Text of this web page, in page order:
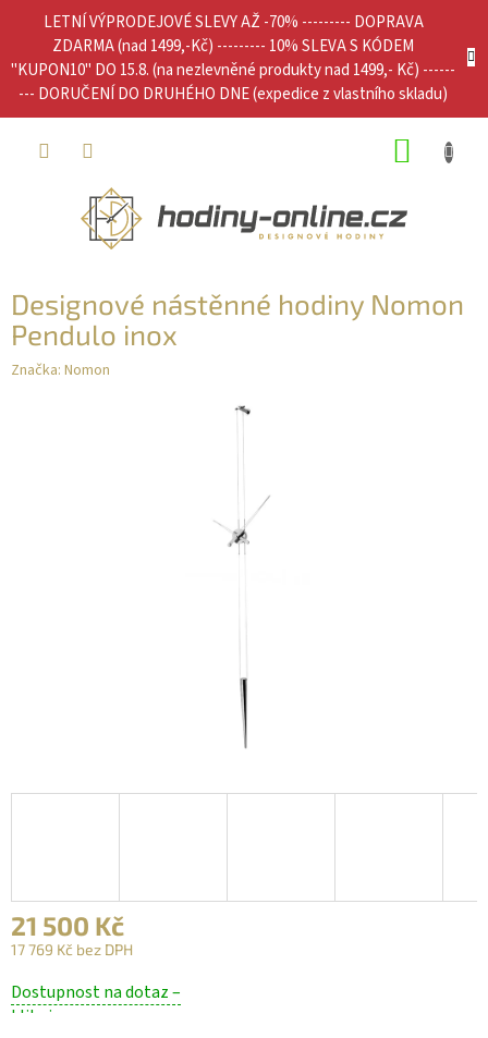
LETNÍ VÝPRODEJOVÉ SLEVY AŽ -70% --------- DOPRAVA
ZDARMA (nad 1499,-Kč) --------- 10% SLEVA S KÓDEM
"KUPON10" DO 15.8. (na nezlevněné produkty nad 1499,- Kč) ------
--- DORUČENÍ DO DRUHÉHO DNE (expedice z vlastního skladu)
Designové nástěnné hodiny Nomon
Pendulo inox
Značka: Nomon
21 500 Kč
17 769 Kč bez DPH
cena:
Dostupnost na dotaz –
klikni